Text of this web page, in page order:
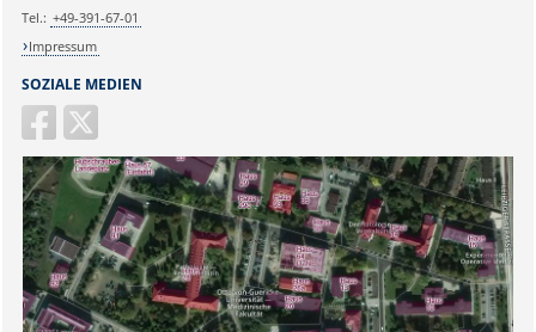
SOZIALE MEDIEN
Tel.: +49-391-67-01
Impressum